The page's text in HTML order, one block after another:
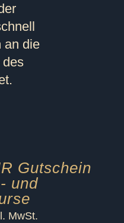
an die
des
Gutschein
und
MwSt.